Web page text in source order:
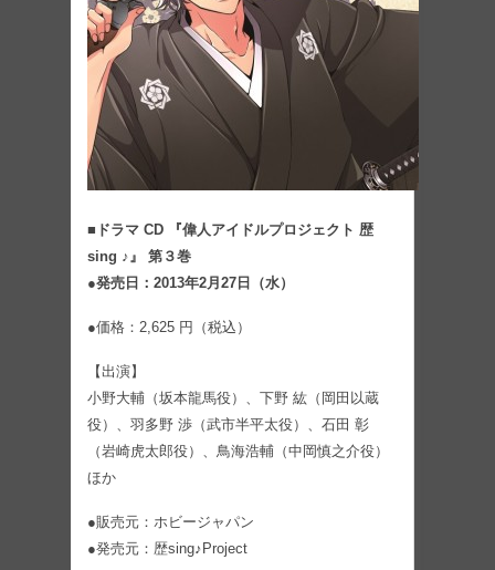
■ドラマ CD 『偉人アイドルプロジェクト 歴
sing ♪』 第３巻
●発売日：2013年2月27日（水）
●価格：2,625 円（税込）
【出演】
小野大輔（坂本龍馬役）、下野 紘（岡田以蔵
役）、羽多野 渉（武市半平太役）、石田 彰
（岩崎虎太郎役）、鳥海浩輔（中岡慎之介役）
ほか
●販売元：ホビージャパン
●発売元：歴sing♪Project